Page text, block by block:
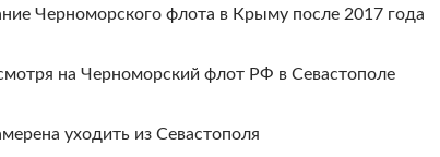
Черноморского флота в Крыму после 2017 года
на Черноморский флот РФ в Севастополе
уходить из Севастополя